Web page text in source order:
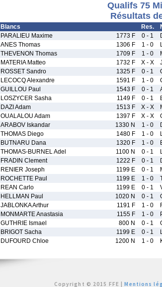
Qualifs 75
Résultats
Blancs Res.
PARALIEU Maxime 1773 F 0 - 1
ANES Thomas 1306 F 1 - 0
THEVENON Thomas 1709 F 1 - 0
MATERIA Matteo 1732 F X - X
ROSSET Sandro 1325 F 0 - 1
LECOCQ Alexandre 1591 F 1 - 0
GUILLOU Paul 1543 F 0 - 1
LOSZYCER Sasha 1149 F 0 - 1
DAZI Adam 1513 F X - X
OUALALOU Adam 1397 F X - X
ARABOV Iskandar 1330 N 1 - 0
THOMAS Diego 1480 F 1 - 0
BUTNARU Dana 1320 F 1 - 0
THOMAS-BURNEL Adel 1100 N 0 - 1
FRADIN Clement 1222 F 0 - 1
RENIER Joseph 1199 E 0 - 1
ROCHETTE Paul 1199 E 1 - 0
REAN Carlo 1199 E 0 - 1
HELLMAN Paul 1020 N 0 - 1
JABLONKA Arthur 1191 F 1 - 0
MONMARTE Anastasia 1155 F 1 - 0
GUTHRIE Ismael 800 N 0 - 1
BRIGOT Sacha 1199 E 0 - 1
DUFOURD Chloe 1200 N 1 - 0
Copyright © 2015 FFE |Mentions